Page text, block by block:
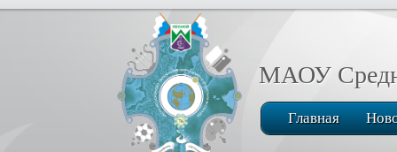
МАОУ
Главная